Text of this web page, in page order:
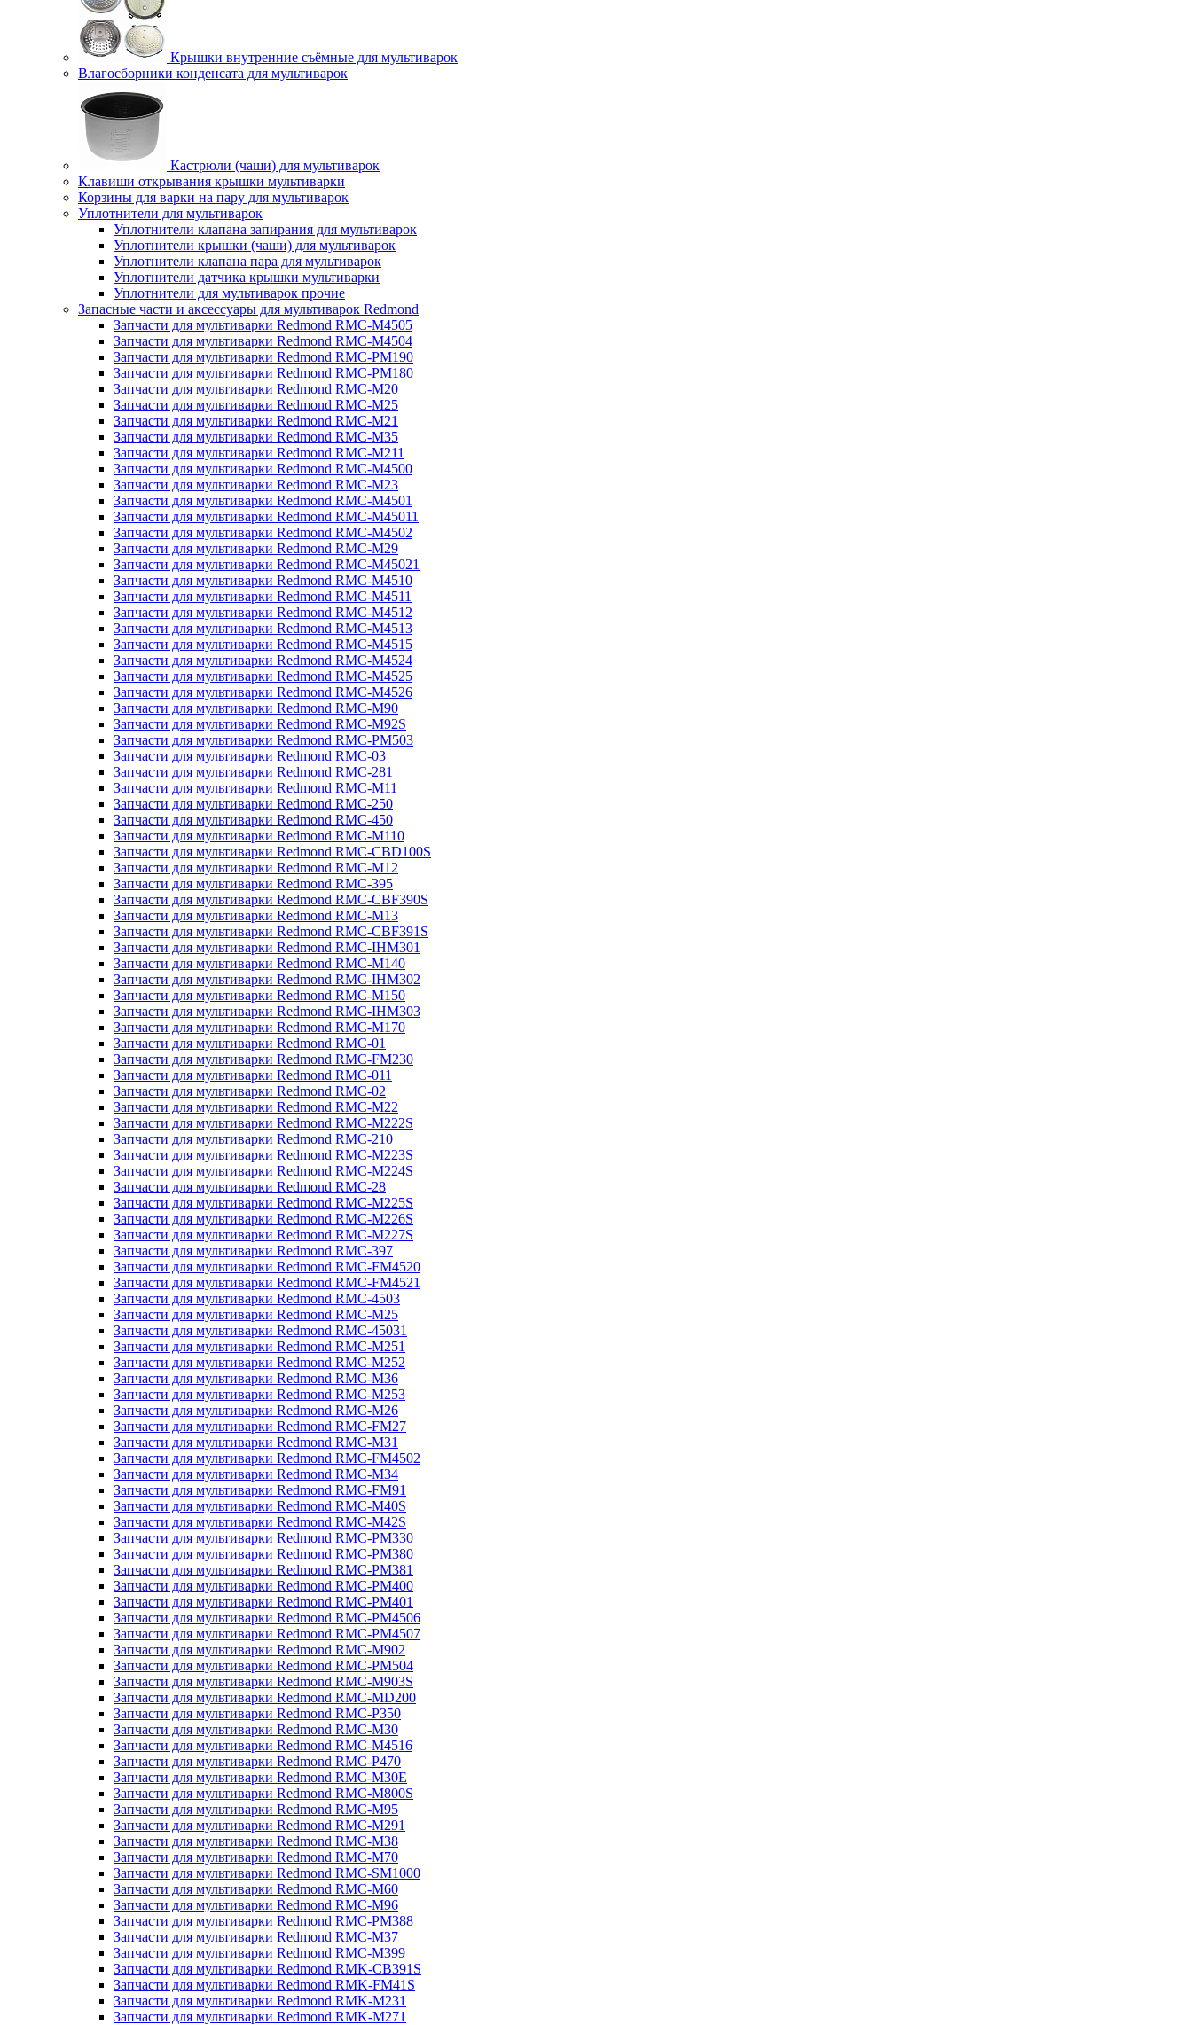
Крышки внутренние съёмные для мультиварок
Влагосборники конденсата для мультиварок
Кастрюли (чаши) для мультиварок
Клавиши открывания крышки мультиварки
Корзины для варки на пару для мультиварок
Уплотнители для мультиварок
Уплотнители клапана запирания для мультиварок
Уплотнители крышки (чаши) для мультиварок
Уплотнители клапана пара для мультиварок
Уплотнители датчика крышки мультиварки
Уплотнители для мультиварок прочие
Запасные части и аксессуары для мультиварок Redmond
Запчасти для мультиварки Redmond RMC-M4505
Запчасти для мультиварки Redmond RMC-M4504
Запчасти для мультиварки Redmond RMC-PM190
Запчасти для мультиварки Redmond RMC-PM180
Запчасти для мультиварки Redmond RMC-M20
Запчасти для мультиварки Redmond RMC-M25
Запчасти для мультиварки Redmond RMC-M21
Запчасти для мультиварки Redmond RMC-M35
Запчасти для мультиварки Redmond RMC-M211
Запчасти для мультиварки Redmond RMC-M4500
Запчасти для мультиварки Redmond RMC-M23
Запчасти для мультиварки Redmond RMC-M4501
Запчасти для мультиварки Redmond RMC-M45011
Запчасти для мультиварки Redmond RMC-M4502
Запчасти для мультиварки Redmond RMC-M29
Запчасти для мультиварки Redmond RMC-M45021
Запчасти для мультиварки Redmond RMC-M4510
Запчасти для мультиварки Redmond RMC-M4511
Запчасти для мультиварки Redmond RMC-M4512
Запчасти для мультиварки Redmond RMC-M4513
Запчасти для мультиварки Redmond RMC-M4515
Запчасти для мультиварки Redmond RMC-M4524
Запчасти для мультиварки Redmond RMC-M4525
Запчасти для мультиварки Redmond RMC-M4526
Запчасти для мультиварки Redmond RMC-M90
Запчасти для мультиварки Redmond RMC-M92S
Запчасти для мультиварки Redmond RMC-PM503
Запчасти для мультиварки Redmond RMC-03
Запчасти для мультиварки Redmond RMC-281
Запчасти для мультиварки Redmond RMC-M11
Запчасти для мультиварки Redmond RMC-250
Запчасти для мультиварки Redmond RMC-450
Запчасти для мультиварки Redmond RMC-M110
Запчасти для мультиварки Redmond RMC-CBD100S
Запчасти для мультиварки Redmond RMC-M12
Запчасти для мультиварки Redmond RMC-395
Запчасти для мультиварки Redmond RMC-CBF390S
Запчасти для мультиварки Redmond RMC-M13
Запчасти для мультиварки Redmond RMC-CBF391S
Запчасти для мультиварки Redmond RMC-IHM301
Запчасти для мультиварки Redmond RMC-M140
Запчасти для мультиварки Redmond RMC-IHM302
Запчасти для мультиварки Redmond RMC-M150
Запчасти для мультиварки Redmond RMC-IHM303
Запчасти для мультиварки Redmond RMC-M170
Запчасти для мультиварки Redmond RMC-01
Запчасти для мультиварки Redmond RMC-FM230
Запчасти для мультиварки Redmond RMC-011
Запчасти для мультиварки Redmond RMC-02
Запчасти для мультиварки Redmond RMC-M22
Запчасти для мультиварки Redmond RMC-M222S
Запчасти для мультиварки Redmond RMC-210
Запчасти для мультиварки Redmond RMC-M223S
Запчасти для мультиварки Redmond RMC-M224S
Запчасти для мультиварки Redmond RMC-28
Запчасти для мультиварки Redmond RMC-M225S
Запчасти для мультиварки Redmond RMC-M226S
Запчасти для мультиварки Redmond RMC-M227S
Запчасти для мультиварки Redmond RMC-397
Запчасти для мультиварки Redmond RMC-FM4520
Запчасти для мультиварки Redmond RMC-FM4521
Запчасти для мультиварки Redmond RMC-4503
Запчасти для мультиварки Redmond RMC-M25
Запчасти для мультиварки Redmond RMC-45031
Запчасти для мультиварки Redmond RMC-M251
Запчасти для мультиварки Redmond RMC-M252
Запчасти для мультиварки Redmond RMC-M36
Запчасти для мультиварки Redmond RMC-M253
Запчасти для мультиварки Redmond RMC-M26
Запчасти для мультиварки Redmond RMC-FM27
Запчасти для мультиварки Redmond RMC-M31
Запчасти для мультиварки Redmond RMC-FM4502
Запчасти для мультиварки Redmond RMC-M34
Запчасти для мультиварки Redmond RMC-FM91
Запчасти для мультиварки Redmond RMC-M40S
Запчасти для мультиварки Redmond RMC-M42S
Запчасти для мультиварки Redmond RMC-PM330
Запчасти для мультиварки Redmond RMC-PM380
Запчасти для мультиварки Redmond RMC-PM381
Запчасти для мультиварки Redmond RMC-PM400
Запчасти для мультиварки Redmond RMC-PM401
Запчасти для мультиварки Redmond RMC-PM4506
Запчасти для мультиварки Redmond RMC-PM4507
Запчасти для мультиварки Redmond RMC-M902
Запчасти для мультиварки Redmond RMC-PM504
Запчасти для мультиварки Redmond RMC-M903S
Запчасти для мультиварки Redmond RMC-MD200
Запчасти для мультиварки Redmond RMC-P350
Запчасти для мультиварки Redmond RMC-M30
Запчасти для мультиварки Redmond RMC-M4516
Запчасти для мультиварки Redmond RMC-P470
Запчасти для мультиварки Redmond RMC-M30E
Запчасти для мультиварки Redmond RMC-M800S
Запчасти для мультиварки Redmond RMC-M95
Запчасти для мультиварки Redmond RMC-M291
Запчасти для мультиварки Redmond RMC-M38
Запчасти для мультиварки Redmond RMC-M70
Запчасти для мультиварки Redmond RMC-SM1000
Запчасти для мультиварки Redmond RMC-M60
Запчасти для мультиварки Redmond RMC-M96
Запчасти для мультиварки Redmond RMC-PM388
Запчасти для мультиварки Redmond RMC-M37
Запчасти для мультиварки Redmond RMC-M399
Запчасти для мультиварки Redmond RMK-CB391S
Запчасти для мультиварки Redmond RMK-FM41S
Запчасти для мультиварки Redmond RMK-M231
Запчасти для мультиварки Redmond RMK-M271